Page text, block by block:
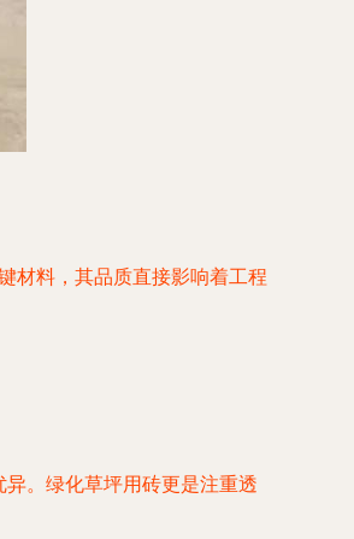
材料，其品质直接影响着工程
。绿化草坪用砖更是注重透